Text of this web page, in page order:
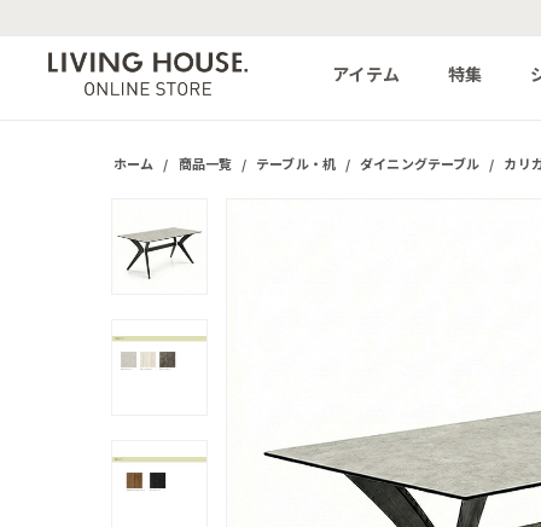
アイテム 特集
ホーム / 商品一覧 / テーブル・机 / ダイニングテーブル / カリ